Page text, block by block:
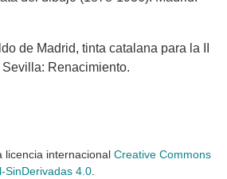
de Madrid, tinta catalana para la II
Renacimiento.
licencia internacional Creative Commons
SinDerivadas 4.0.